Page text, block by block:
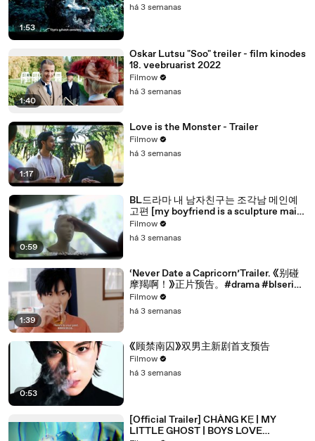
1:53
há 3 semanas
1:40
Oskar Lutsu "Soo" treiler - film kinodes
18. veebruarist 2022
Filmow
há 3 semanas
1:17
Love is the Monster - Trailer
Filmow
há 3 semanas
0:59
BL드라마 내 남자친구는 조각남 메인예
고편 [my boyfriend is a sculpture main
trailer]
Filmow
há 3 semanas
1:39
‘Never Date a Capricorn’Trailer. 《别碰
摩羯啊！》正片预告。#drama #blseries
#bl
Filmow
há 3 semanas
0:53
《顾禁南囚》双男主新剧首支预告
Filmow
há 3 semanas
[Official Trailer] CHÀNG KẸ | MY
LITTLE GHOST | BOYS LOVE